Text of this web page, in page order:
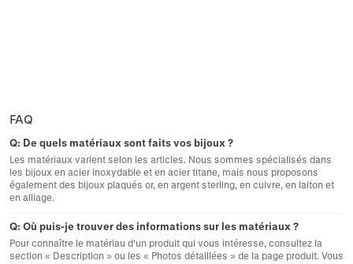
FAQ
Q: De quels matériaux sont faits vos bijoux ?
Les matériaux varient selon les articles. Nous sommes spécialisés dans
les bijoux en acier inoxydable et en acier titane, mais nous proposons
également des bijoux plaqués or, en argent sterling, en cuivre, en laiton et
en alliage.
Q: Où puis-je trouver des informations sur les matériaux ?
Pour connaître le matériau d'un produit qui vous intéresse, consultez la
section « Description » ou les « Photos détaillées » de la page produit. Vous